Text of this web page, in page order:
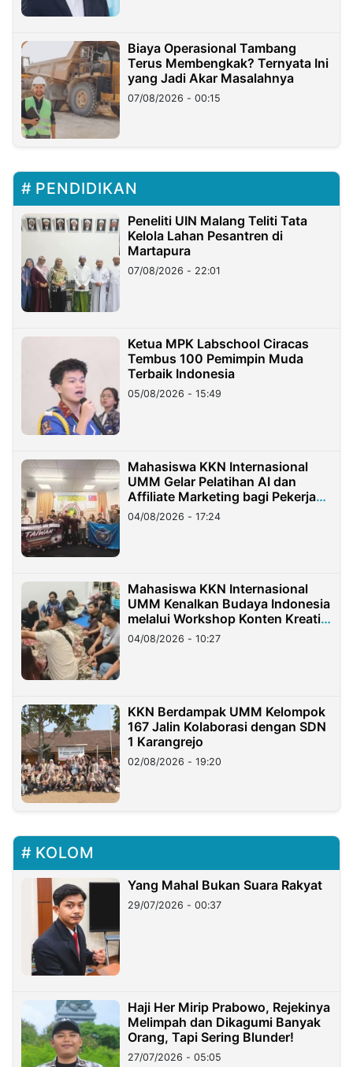
Biaya Operasional Tambang
Terus Membengkak? Ternyata Ini
yang Jadi Akar Masalahnya
07/08/2026 - 00:15
PENDIDIKAN
Peneliti UIN Malang Teliti Tata
Kelola Lahan Pesantren di
Martapura
07/08/2026 - 22:01
Ketua MPK Labschool Ciracas
Tembus 100 Pemimpin Muda
Terbaik Indonesia
05/08/2026 - 15:49
Mahasiswa KKN Internasional
UMM Gelar Pelatihan AI dan
Affiliate Marketing bagi Pekerja
Migran Indonesia di Taiwan
04/08/2026 - 17:24
Mahasiswa KKN Internasional
UMM Kenalkan Budaya Indonesia
melalui Workshop Konten Kreatif
di Taiwan
04/08/2026 - 10:27
KKN Berdampak UMM Kelompok
167 Jalin Kolaborasi dengan SDN
1 Karangrejo
02/08/2026 - 19:20
KOLOM
Yang Mahal Bukan Suara Rakyat
29/07/2026 - 00:37
Haji Her Mirip Prabowo, Rejekinya
Melimpah dan Dikagumi Banyak
Orang, Tapi Sering Blunder!
27/07/2026 - 05:05